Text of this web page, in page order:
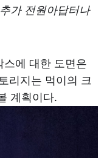
가 전원아답터나
스에 대한 도면은
리지는 먹이의 크
계획이다.